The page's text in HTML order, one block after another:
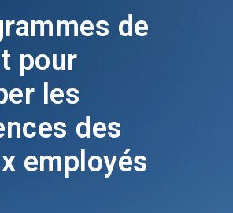
de
pour
les
des
employés